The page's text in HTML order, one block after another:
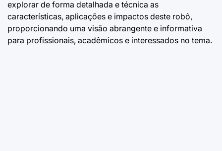
explorar de forma detalhada e técnica as
características, aplicações e impactos deste robô,
proporcionando uma visão abrangente e informativa
para profissionais, acadêmicos e interessados no tema.